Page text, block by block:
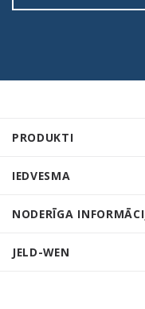
PRODUKTI
IEDVESMA
NODERĪGA
JELD-WEN